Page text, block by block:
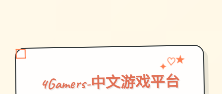
4Gamers-中文游戏平台
✦♡★